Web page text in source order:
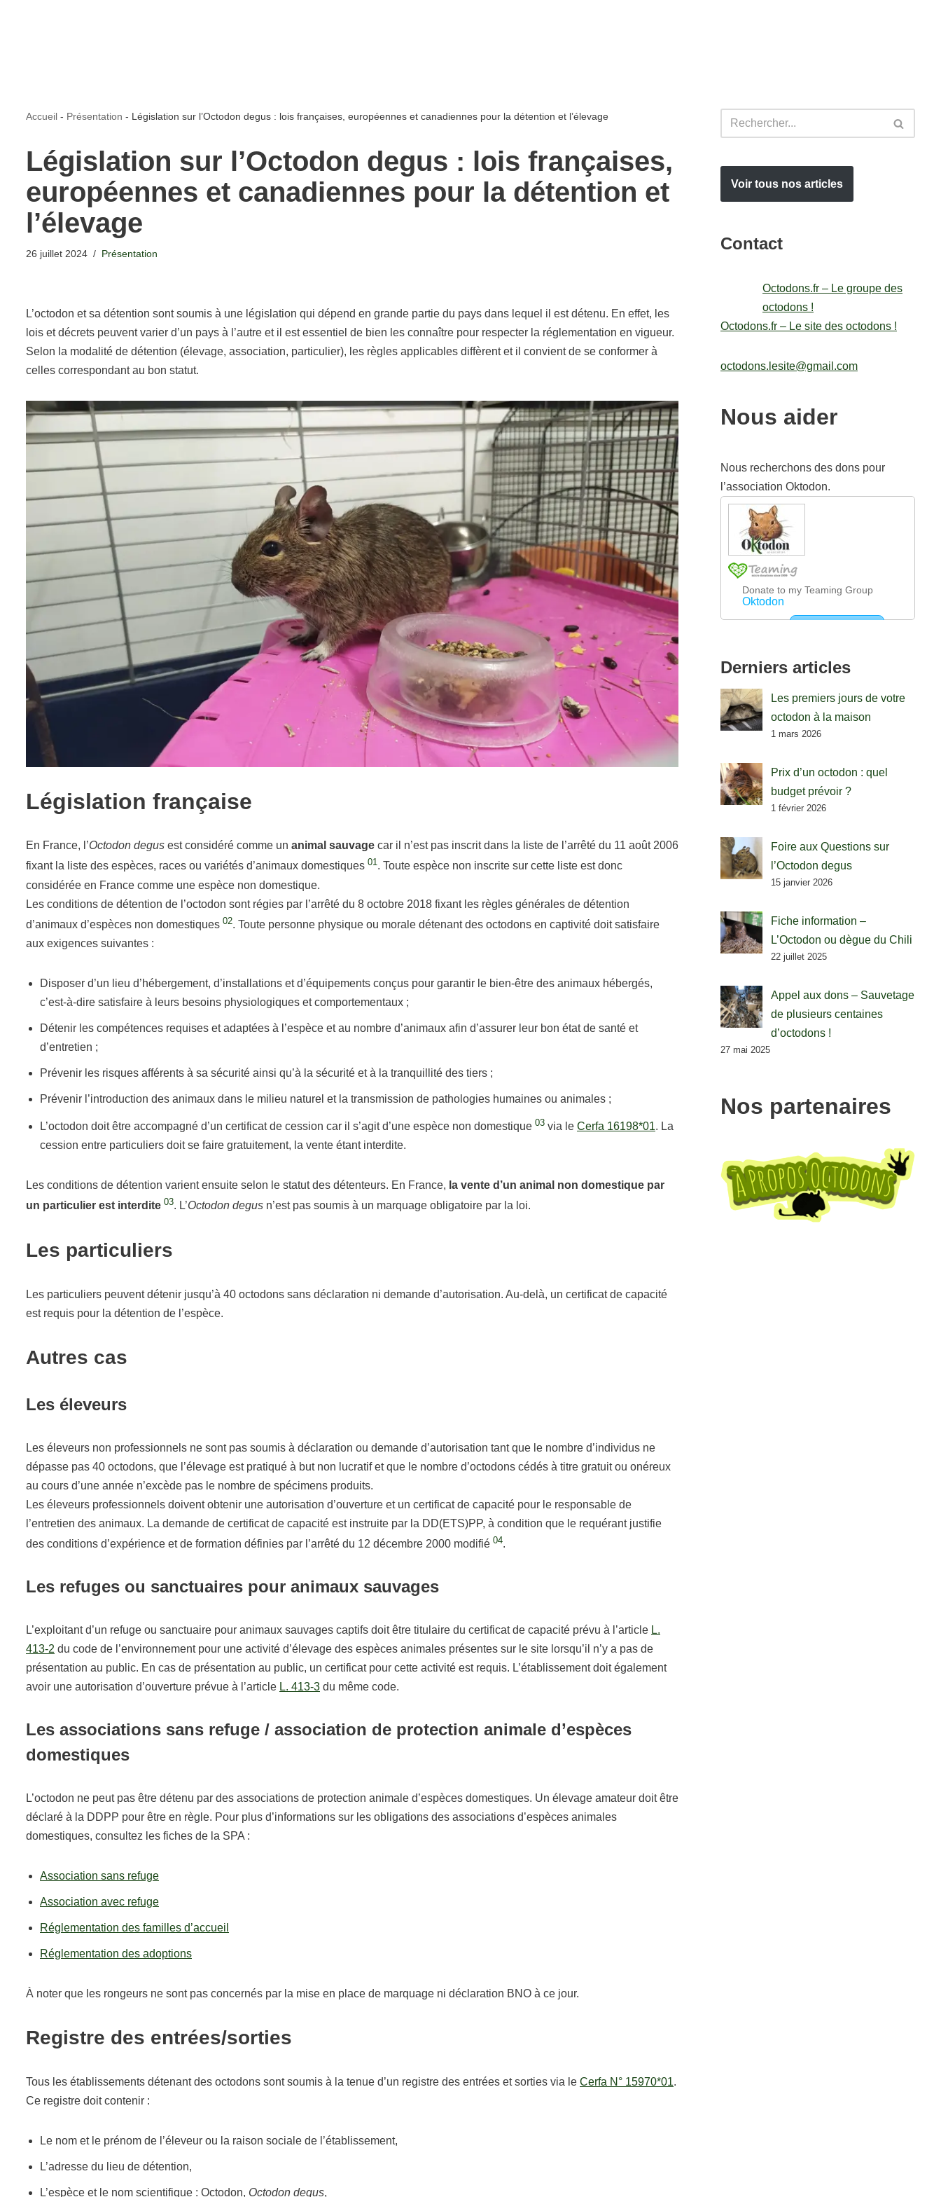
Accueil - Présentation - Législation sur l’Octodon degus : lois françaises, européennes et canadiennes pour la détention et l’élevage
Législation sur l’Octodon degus : lois françaises,
européennes et canadiennes pour la détention et
l’élevage
26 juillet 2024 Présentation
L’octodon et sa détention sont soumis à une législation qui dépend en grande partie du pays dans lequel il est détenu. En effet, les
lois et décrets peuvent varier d’un pays à l’autre et il est essentiel de bien les connaître pour respecter la réglementation en vigueur.
Selon la modalité de détention (élevage, association, particulier), les règles applicables diffèrent et il convient de se conformer à
celles correspondant au bon statut.
Législation française
En France, l’Octodon degus est considéré comme un animal sauvage car il n’est pas inscrit dans la liste de l’arrêté du 11 août 2006
fixant la liste des espèces, races ou variétés d’animaux domestiques 01. Toute espèce non inscrite sur cette liste est donc
considérée en France comme une espèce non domestique.
Les conditions de détention de l’octodon sont régies par l’arrêté du 8 octobre 2018 fixant les règles générales de détention
d’animaux d’espèces non domestiques 02. Toute personne physique ou morale détenant des octodons en captivité doit satisfaire
aux exigences suivantes :
Disposer d’un lieu d’hébergement, d’installations et d’équipements conçus pour garantir le bien-être des animaux hébergés,
c’est-à-dire satisfaire à leurs besoins physiologiques et comportementaux ;
Détenir les compétences requises et adaptées à l’espèce et au nombre d’animaux afin d’assurer leur bon état de santé et
d’entretien ;
Prévenir les risques afférents à sa sécurité ainsi qu’à la sécurité et à la tranquillité des tiers ;
Prévenir l’introduction des animaux dans le milieu naturel et la transmission de pathologies humaines ou animales ;
L’octodon doit être accompagné d’un certificat de cession car il s’agit d’une espèce non domestique 03 via le Cerfa 16198*01. La
cession entre particuliers doit se faire gratuitement, la vente étant interdite.
Les conditions de détention varient ensuite selon le statut des détenteurs. En France, la vente d’un animal non domestique par
un particulier est interdite 03. L’Octodon degus n’est pas soumis à un marquage obligatoire par la loi.
Les particuliers
Les particuliers peuvent détenir jusqu’à 40 octodons sans déclaration ni demande d’autorisation. Au-delà, un certificat de capacité
est requis pour la détention de l’espèce.
Autres cas
Les éleveurs
Les éleveurs non professionnels ne sont pas soumis à déclaration ou demande d’autorisation tant que le nombre d’individus ne
dépasse pas 40 octodons, que l’élevage est pratiqué à but non lucratif et que le nombre d’octodons cédés à titre gratuit ou onéreux
au cours d’une année n’excède pas le nombre de spécimens produits.
Les éleveurs professionnels doivent obtenir une autorisation d’ouverture et un certificat de capacité pour le responsable de
l’entretien des animaux. La demande de certificat de capacité est instruite par la DD(ETS)PP, à condition que le requérant justifie
des conditions d’expérience et de formation définies par l’arrêté du 12 décembre 2000 modifié 04.
Les refuges ou sanctuaires pour animaux sauvages
L’exploitant d’un refuge ou sanctuaire pour animaux sauvages captifs doit être titulaire du certificat de capacité prévu à l’article L.
413-2 du code de l’environnement pour une activité d’élevage des espèces animales présentes sur le site lorsqu’il n’y a pas de
présentation au public. En cas de présentation au public, un certificat pour cette activité est requis. L’établissement doit également
avoir une autorisation d’ouverture prévue à l’article L. 413-3 du même code.
Les associations sans refuge / association de protection animale d’espèces
domestiques
L’octodon ne peut pas être détenu par des associations de protection animale d’espèces domestiques. Un élevage amateur doit être
déclaré à la DDPP pour être en règle. Pour plus d’informations sur les obligations des associations d’espèces animales
domestiques, consultez les fiches de la SPA :
Association sans refuge
Association avec refuge
Réglementation des familles d’accueil
Réglementation des adoptions
À noter que les rongeurs ne sont pas concernés par la mise en place de marquage ni déclaration BNO à ce jour.
Registre des entrées/sorties
Tous les établissements détenant des octodons sont soumis à la tenue d’un registre des entrées et sorties via le Cerfa N° 15970*01.
Ce registre doit contenir :
Le nom et le prénom de l’éleveur ou la raison sociale de l’établissement,
L’adresse du lieu de détention,
L’espèce et le nom scientifique : Octodon, Octodon degus,
Voir tous nos articles
Contact
Octodons.fr – Le groupe des
octodons !
Octodons.fr – Le site des octodons !
octodons.lesite@gmail.com
Nous aider
Nous recherchons des dons pour
l’association Oktodon.
Derniers articles
Les premiers jours de votre
octodon à la maison
1 mars 2026
Prix d’un octodon : quel
budget prévoir ?
1 février 2026
Foire aux Questions sur
l’Octodon degus
15 janvier 2026
Fiche information –
L’Octodon ou dègue du Chili
22 juillet 2025
Appel aux dons – Sauvetage
de plusieurs centaines
d’octodons !
27 mai 2025
Nos partenaires